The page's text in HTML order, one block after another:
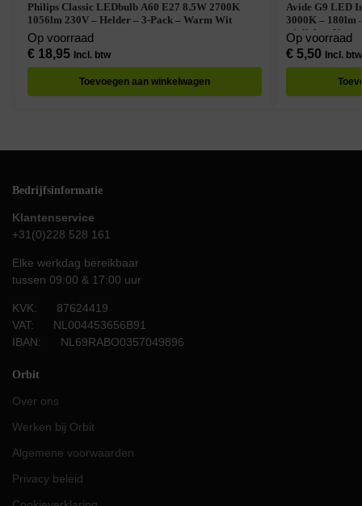
Philips Classic LEDbulb A60 E27 8.5W 2700K
1056lm 230V – Helder – 3-Pack – Warm Wit
Op voorraad
€18,95 Incl. btw
Toevoegen aan winkelwagen
Avide G9 LED
3000K – 180lm
wit licht –
Op voorraad
€5,50 Incl. btw
Bedrijfsinformatie
Klantenservice
+31(0)228 528 161
Elke werkdag bereikbaar
tussen 09:00 & 17:00 uur
KVK: 87624419
VAT: NL004453656B91
IBAN: NL69RABO0357049896
Orbit
Over ons
Werken bij Orbit
Algemene voorwaarden
Privacy beleid